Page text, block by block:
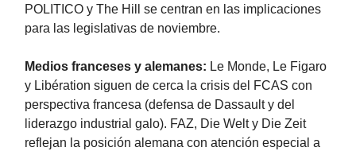
POLITICO y The Hill se centran en las implicaciones
para las legislativas de noviembre.
Medios franceses y alemanes: Le Monde, Le Figaro
y Libération siguen de cerca la crisis del FCAS con
perspectiva francesa (defensa de Dassault y del
liderazgo industrial galo). FAZ, Die Welt y Die Zeit
reflejan la posición alemana con atención especial a